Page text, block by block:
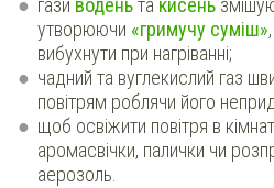
гази воденьта кисень
утворюючи «гримучу суміш»
вибухнути при нагріванні;
чадний та вуглекислий газ
повітрям роблячи його
щоб освіжити повітря в
аромасвічки, палички чи
аерозоль.